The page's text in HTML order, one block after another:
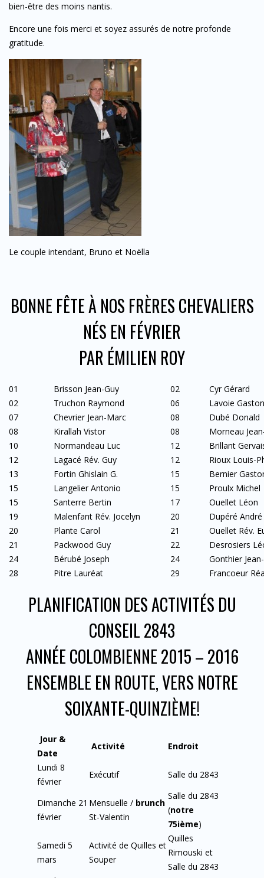
bien-être des moins nantis.
Encore une fois merci et soyez assurés de notre profonde
gratitude.
Le couple intendant, Bruno et Noëlla
BONNE FÊTE À NOS FRÈRES CHEVALIERS
NÉS EN FÉVRIER
PAR ÉMILIEN ROY
01 Brisson Jean-Guy 02
Cyr Gérard
02
Truchon Raymond 06
Lavoie Gaston
07
Chevrier Jean-Marc 08
Dubé Donald
08
Kirallah Vistor 08
Morneau
10
Normandeau Luc 12
Brillant
12
Lagacé Rév. Guy 12
Rioux Louis-
13
Fortin Ghislain G. 15
Bernier
15
Langelier Antonio 15
Proulx Michel
15
Santerre Bertin 17
Ouellet Léon
19
Malenfant Rév. Jocelyn 20
Dupéré André
20
Plante Carol 21
Ouellet Rév.
21
Packwood Guy 22
Desrosiers
24
Bérubé Joseph 24
Gonthier
28
Pitre Lauréat 29 Francoeur
PLANIFICATION DES ACTIVITÉS DU
CONSEIL 2843
ANNÉE COLOMBIENNE 2015 – 2016
ENSEMBLE EN ROUTE, VERS NOTRE
SOIXANTE-QUINZIÈME!
Jour &
Date
Activité
Endroit
Lundi 8
février
Exécutif Salle du 2843
Dimanche 21
février
Mensuelle / brunch
St-Valentin
Salle du 2843
(notre
75ième)
Samedi 5
mars
Activité de Quilles et
Souper
Quilles
Rimouski et
Salle du 2843